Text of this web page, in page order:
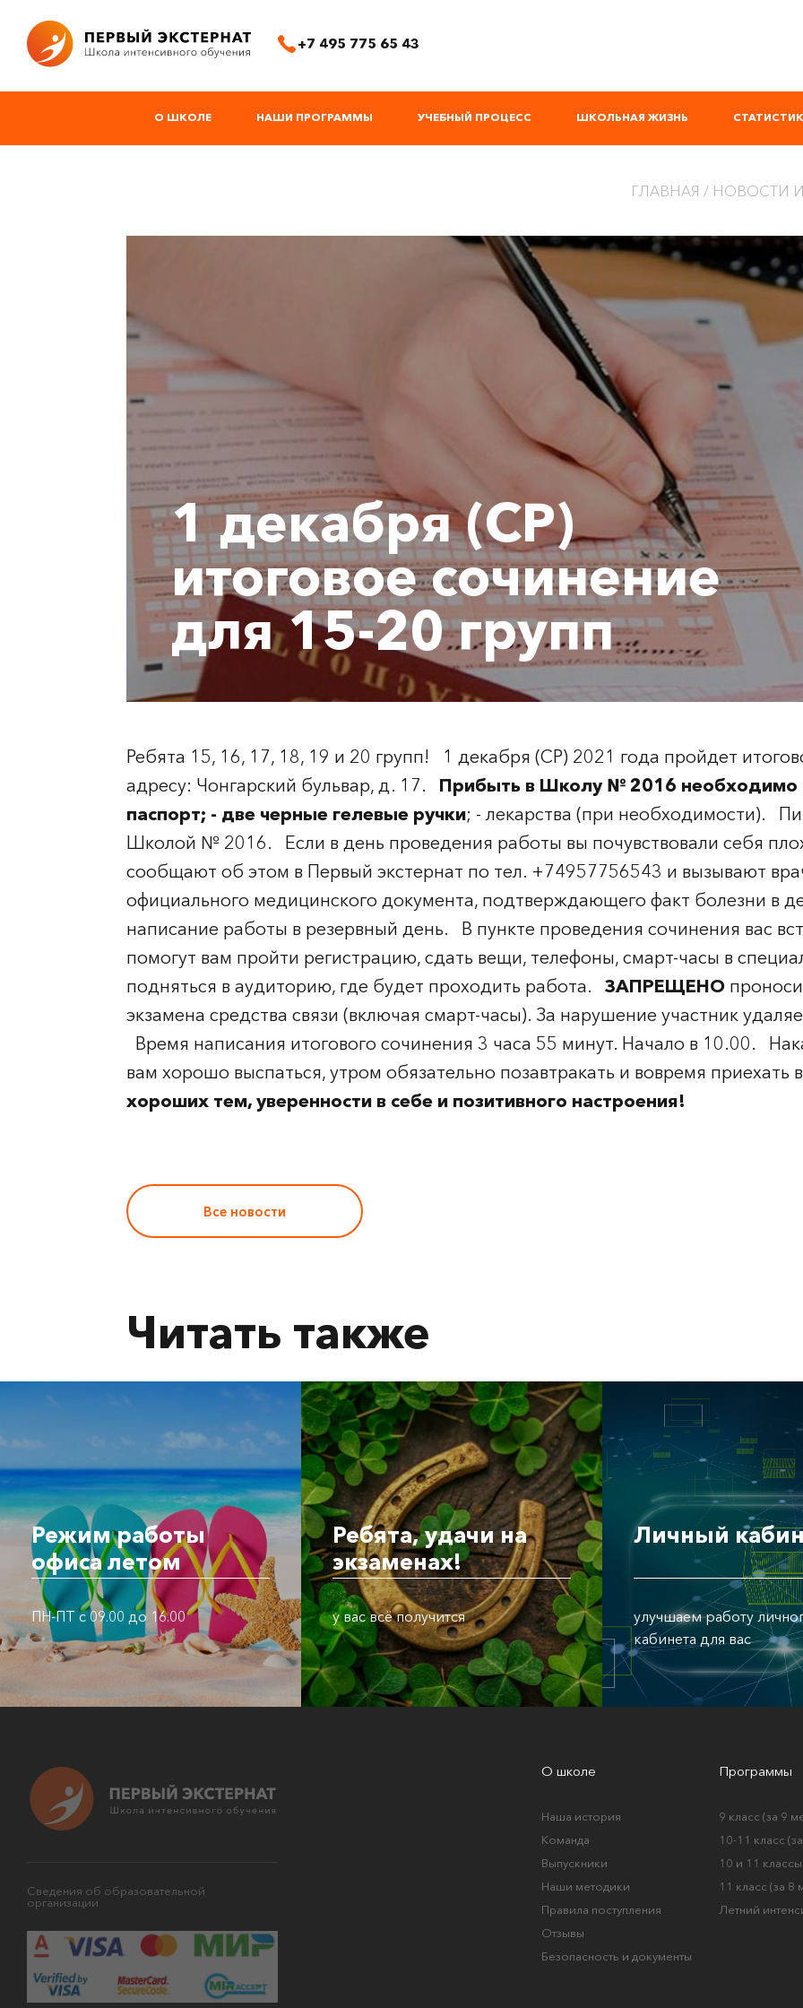
+7 495 775 65 43
О ШКОЛЕ НАШИ ПРОГРАММЫ УЧЕБНЫЙ ПРОЦЕСС ШКОЛЬНАЯ ЖИЗНЬ
ГЛАВНАЯ НОВОСТИ
1 декабря (СР)
итоговое сочинение
для 15-20 групп
Ребята 15, 16, 17, 18, 19 и 20 групп! 1 декабря (СР) 2021 года пройдет
адресу: Чонгарский бульвар, д. 17. Прибыть в Школу № 2016 необходимо
паспорт; - две черные гелевые ручки; - лекарства (при необходимости).
Школой № 2016. Если в день проведения работы вы почувствовали себя
сообщают об этом в Первый экстернат по тел. +74957756543 и вызывают
официального медицинского документа, подтверждающего факт болезни в
написание работы в резервный день. В пункте проведения сочинения вас
помогут вам пройти регистрацию, сдать вещи, телефоны, смарт-часы в
подняться в аудиторию, где будет проходить работа.
ЗАПРЕЩЕНО
экзамена средства связи (включая смарт-часы). За нарушение участник
Время написания итогового сочинения 3 часа 55 минут. Начало в 10.00.
вам хорошо выспаться, утром обязательно позавтракать и вовремя
хороших тем, уверенности в себе и позитивного настроения!
Все новости
Читать также
Режим работы
офиса летом
ПН-ПТ с 09.00 до 16.00
Ребята, удачи на
экзаменах!
у вас всё получится
Личный
улучшаем работу
кабинета для вас
Сведения об образовательной
организации
О школе
Наша история
Команда
Выпускники
Наши методики
Правила поступления
Отзывы
Безопасность и документы
Программы
9 класс (за 9
10-11 класс
10 и 11
11 класс (за 8
Летний